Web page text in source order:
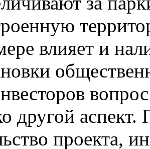
влияет и
другой
проекта,